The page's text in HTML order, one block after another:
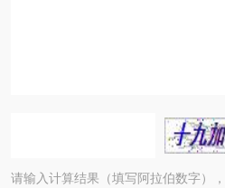
请输入计算结果（填写阿拉伯数字）